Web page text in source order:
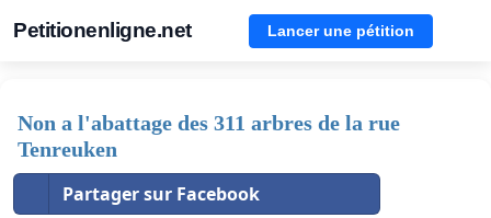
Petitionenligne.net Lancer une pétition
Non a l'abattage des 311 arbres de la rue
Tenreuken
Partager sur Facebook